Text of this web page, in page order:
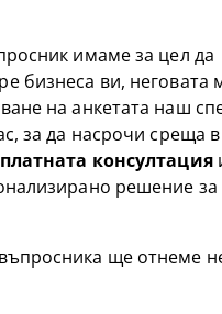
имаме за цел да
бизнеса ви, неговата
на анкетата наш
за да насрочи среща
консултация
решение
ще отнеме